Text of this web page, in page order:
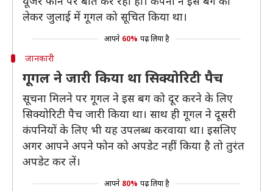
लेकर जुलाई में गूगल को सूचित किया था।
आपने 60% पढ़ लिया है
जानकारी
गूगल ने जारी किया था सिक्योरिटी पैच
सूचना मिलने पर गूगल ने इस बग को दूर करने के लिए
सिक्योरिटी पैच जारी किया था। साथ ही गूगल ने दूसरी
कंपनियों के लिए भी यह उपलब्ध करवाया था। इसलिए
अगर आपने अपने फोन को अपडेट नहीं किया है तो तुरंत
अपडेट कर लें।
आपने 80% पढ़ लिया है